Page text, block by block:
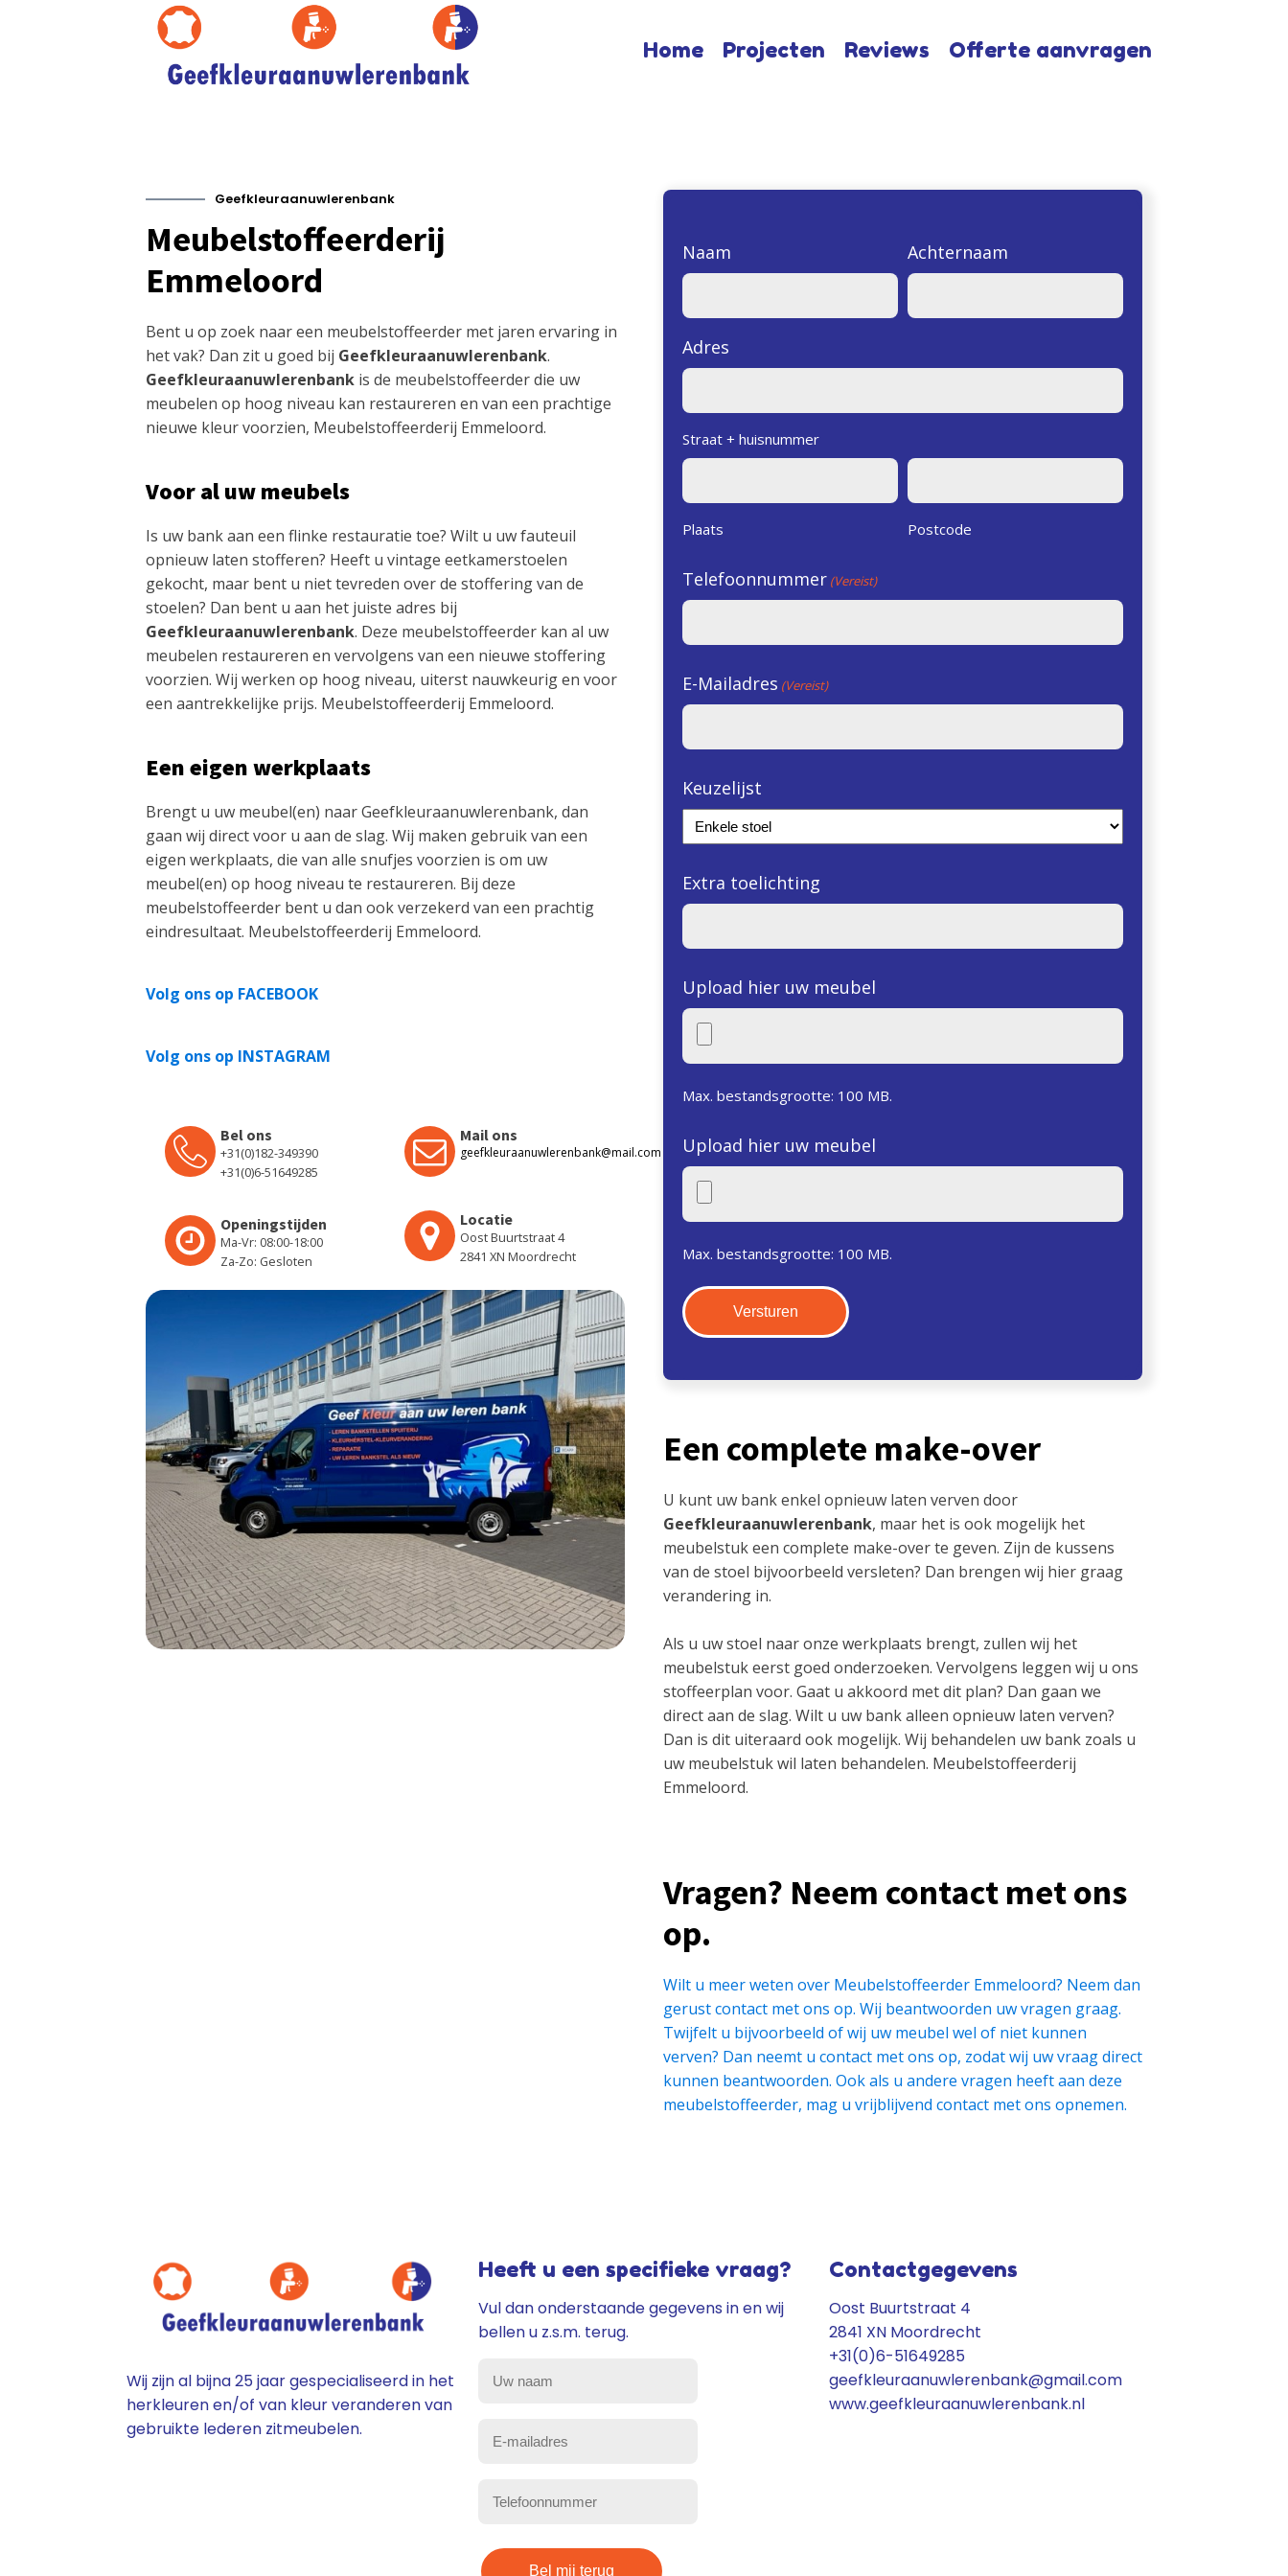
Home Projecten Reviews Offerte aanvragen
Geefkleuraanuwlerenbank
Meubelstoffeerderij
Emmeloord
Bent u op zoek naar een meubelstoffeerder met jaren ervaring in
het vak? Dan zit u goed bij Geefkleuraanuwlerenbank.
Geefkleuraanuwlerenbank is de meubelstoffeerder die uw
meubelen op hoog niveau kan restaureren en van een prachtige
nieuwe kleur voorzien, Meubelstoffeerderij Emmeloord.
Voor al uw meubels
Is uw bank aan een flinke restauratie toe? Wilt u uw fauteuil
opnieuw laten stofferen? Heeft u vintage eetkamerstoelen
gekocht, maar bent u niet tevreden over de stoffering van de
stoelen? Dan bent u aan het juiste adres bij
Geefkleuraanuwlerenbank. Deze meubelstoffeerder kan al uw
meubelen restaureren en vervolgens van een nieuwe stoffering
voorzien. Wij werken op hoog niveau, uiterst nauwkeurig en voor
een aantrekkelijke prijs. Meubelstoffeerderij Emmeloord.
Een eigen werkplaats
Brengt u uw meubel(en) naar Geefkleuraanuwlerenbank, dan
gaan wij direct voor u aan de slag. Wij maken gebruik van een
eigen werkplaats, die van alle snufjes voorzien is om uw
meubel(en) op hoog niveau te restaureren. Bij deze
meubelstoffeerder bent u dan ook verzekerd van een prachtig
eindresultaat. Meubelstoffeerderij Emmeloord.
Volg ons op FACEBOOK
Volg ons op INSTAGRAM
Bel ons
+31(0)182-349390
+31(0)6-51649285
Openingstijden
Ma-Vr: 08:00-18:00
Za-Zo: Gesloten
Mail ons
geefkleuraanuwlerenbank@mail.com
Locatie
Oost Buurtstraat 4
2841 XN Moordrecht
Naam Achternaam
Adres
Straat + huisnummer
Plaats Postcode
Telefoonnummer (Vereist)
E-Mailadres (Vereist)
Keuzelijst
Extra toelichting
Upload hier uw meubel
Max. bestandsgrootte: 100 MB.
Upload hier uw meubel
Max. bestandsgrootte: 100 MB.
Een complete make-over
U kunt uw bank enkel opnieuw laten verven door
Geefkleuraanuwlerenbank, maar het is ook mogelijk het
meubelstuk een complete make-over te geven. Zijn de kussens
van de stoel bijvoorbeeld versleten? Dan brengen wij hier graag
verandering in.
Als u uw stoel naar onze werkplaats brengt, zullen wij het
meubelstuk eerst goed onderzoeken. Vervolgens leggen wij u ons
stoffeerplan voor. Gaat u akkoord met dit plan? Dan gaan we
direct aan de slag. Wilt u uw bank alleen opnieuw laten verven?
Dan is dit uiteraard ook mogelijk. Wij behandelen uw bank zoals u
uw meubelstuk wil laten behandelen. Meubelstoffeerderij
Emmeloord.
Vragen? Neem contact met ons
op.
Wilt u meer weten over Meubelstoffeerder Emmeloord? Neem dan
gerust contact met ons op. Wij beantwoorden uw vragen graag.
Twijfelt u bijvoorbeeld of wij uw meubel wel of niet kunnen
verven? Dan neemt u contact met ons op, zodat wij uw vraag direct
kunnen beantwoorden. Ook als u andere vragen heeft aan deze
meubelstoffeerder, mag u vrijblijvend contact met ons opnemen.
Wij zijn al bijna 25 jaar gespecialiseerd in het
herkleuren en/of van kleur veranderen van
gebruikte lederen zitmeubelen.
Heeft u een specifieke vraag?
Vul dan onderstaande gegevens in en wij
bellen u z.s.m. terug.
Uw
(Vereist)
(Vereist)
Telefoonnummer
Contactgegevens
Oost Buurtstraat 4
2841 XN Moordrecht
+31(0)6-51649285
geefkleuraanuwlerenbank@gmail.com
www.geefkleuraanuwlerenbank.nl